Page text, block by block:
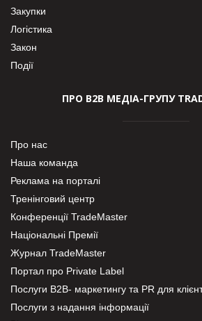
Закупки
Логістика
Закон
Події
ПРО В2В МЕДІА-ГРУПУ
Про нас
Наша команда
Реклама на порталі
Тренінговий центр
Конференції TradeMaster
Національні Премії
Журнал TradeMaster
Портал про Private Label
Послуги В2В- маркетингу та PR для
Послуги з надання інформації